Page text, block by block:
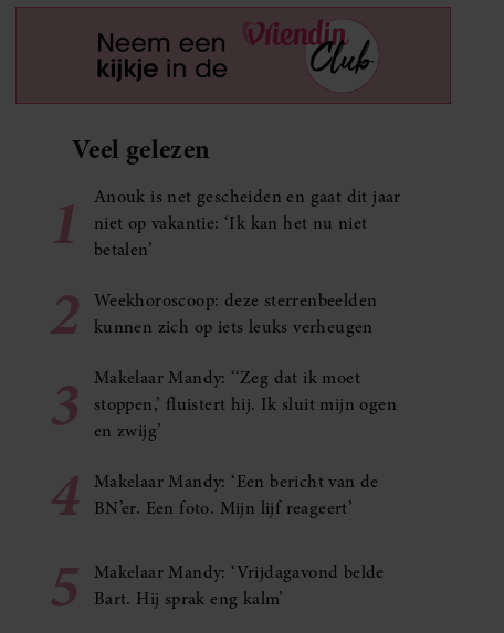
Veel gelezen
1
Anouk is net gescheiden en gaat dit jaar
niet op vakantie: ‘Ik kan het nu niet
betalen’
2
Weekhoroscoop: deze sterrenbeelden
kunnen zich op iets leuks verheugen
3
Makelaar Mandy: ‘‘Zeg dat ik moet
stoppen,’ fluistert hij. Ik sluit mijn ogen
en zwijg’
4
Makelaar Mandy: ‘Een bericht van de
BN’er. Een foto. Mijn lijf reageert’
5
Makelaar Mandy: ‘Vrijdagavond belde
Bart. Hij sprak eng kalm’